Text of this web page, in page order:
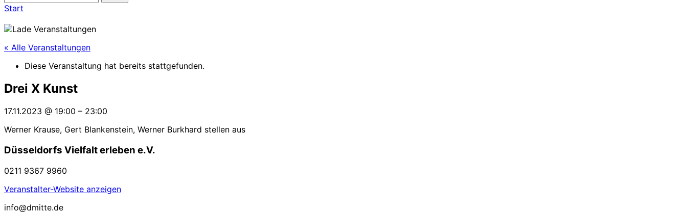
Start
« Alle Veranstaltungen
Diese Veranstaltung hat bereits stattgefunden.
Drei X Kunst
17.11.2023 @ 19:00 – 23:00
Werner Krause, Gert Blankenstein, Werner Burkhard stellen aus
Düsseldorfs Vielfalt erleben e.V.
0211 9367 9960
Veranstalter-Website anzeigen
info@dmitte.de